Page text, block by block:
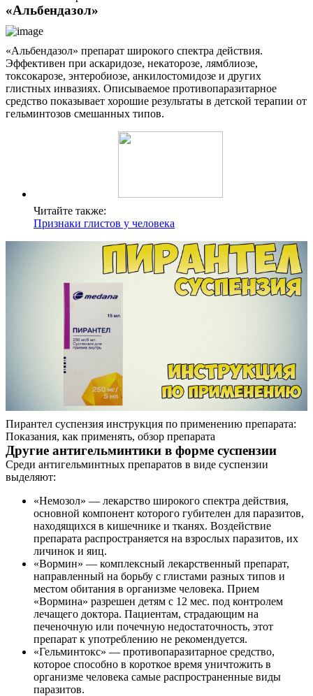
«Альбендазол»
«Альбендазол» препарат широкого спектра действия.
Эффективен при аскаридозе, некаторозе, лямблиозе,
токсокарозе, энтеробиозе, анкилостомидозе и других
глистных инвазиях. Описываемое противопаразитарное
средство показывает хорошие результаты в детской терапии от
гельминтозов смешанных типов.
Читайте также:
Признаки глистов у человека
Пирантел суспензия инструкция по применению препарата:
Показания, как применять, обзор препарата
Другие антигельминтики в форме суспензии
Среди антигельминтных препаратов в виде суспензии
выделяют:
«Немозол» — лекарство широкого спектра действия,
основной компонент которого губителен для паразитов,
находящихся в кишечнике и тканях. Воздействие
препарата распространяется на взрослых паразитов, их
личинок и яиц.
«Вормин» — комплексный лекарственный препарат,
направленный на борьбу с глистами разных типов и
местом обитания в организме человека. Прием
«Вормина» разрешен детям с 12 мес. под контролем
лечащего доктора. Пациентам, страдающим на
печеночную или почечную недостаточность, этот
препарат к употреблению не рекомендуется.
«Гельминтокс» — противопаразитарное средство,
которое способно в короткое время уничтожить в
организме человека самые распространенные виды
паразитов.